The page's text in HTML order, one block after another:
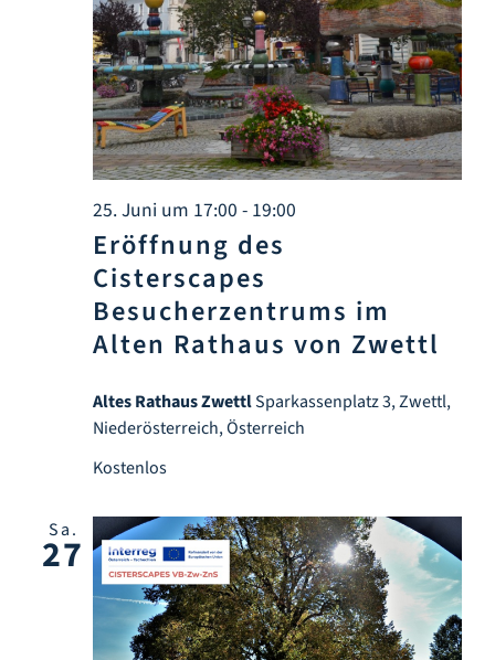
Infozentrum
Downloads
Leichte Sprache
25. Juni um 17:00 - 19:00
Eröffnung des
Cisterscapes
Besucherzentrums im
Alten Rathaus von Zwettl
Altes Rathaus ZwettlSparkassenplatz 3, Zwettl,
Niederösterreich, Österreich
Kostenlos
Sa.
27